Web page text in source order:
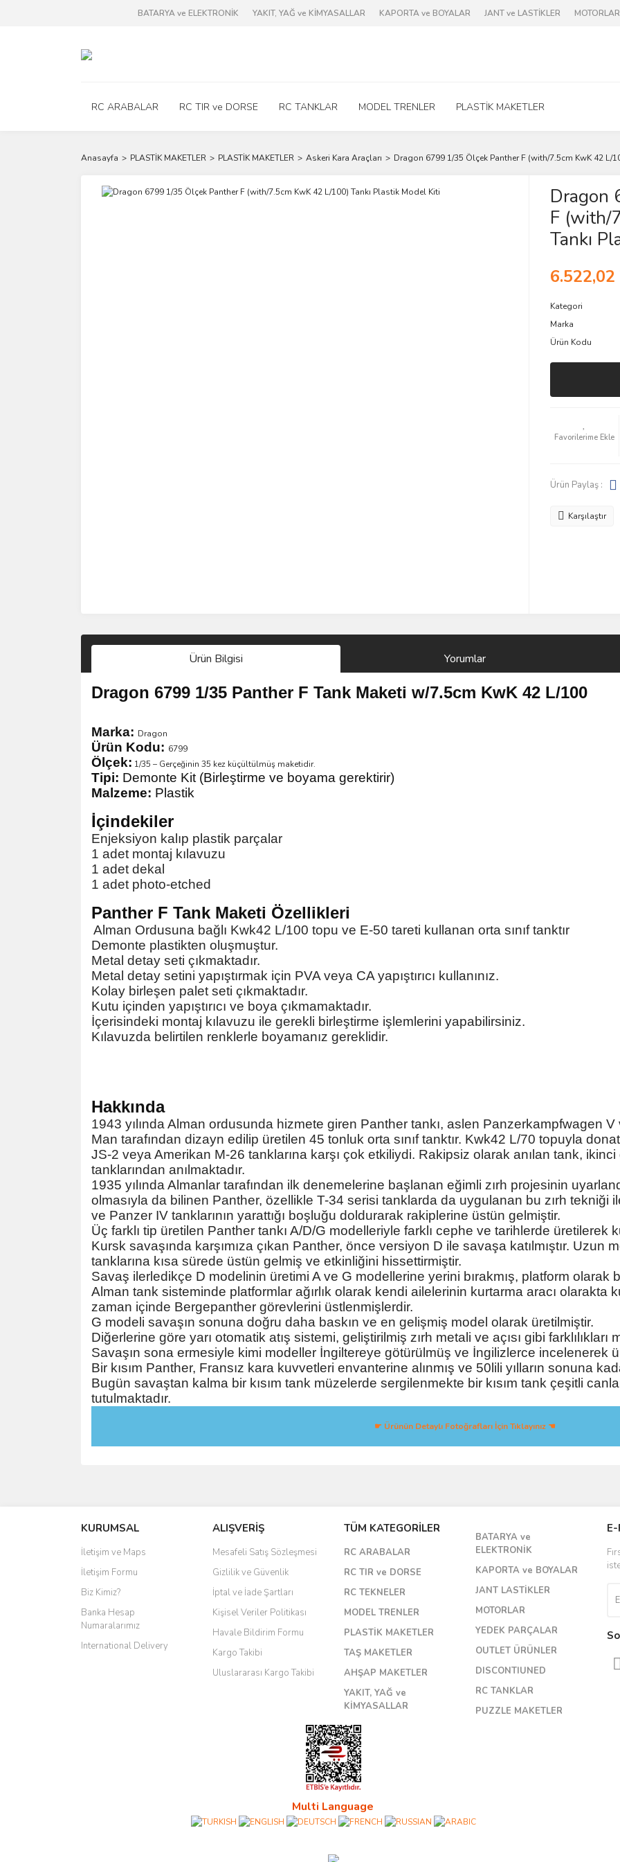
BATARYA ve ELEKTRONİK YAKIT, YAĞ ve KİMYASALLAR KAPORTA ve BOYALAR JANT ve LASTİKLER
RC ARABALAR RC TIR ve DORSE RC TANKLAR MODEL TRENLER PLASTİK MAKETLER
Anasayfa PLASTİK MAKETLER PLASTİK MAKETLER Askeri Kara Araçları Dragon 6799 1/35 Ölçek Panther F (with/7.5cm KwK 42 L/
Dragon
F (with/
Tankı
6.522,02
Kategori
Marka
Ürün Kodu
Ürün Paylaş :
Karşılaştır
Ürün Bilgisi Yorumlar
Dragon 6799 1/35 Panther F Tank Maketi w/7.5cm KwK 42 L/100
Marka: Dragon
Ürün Kodu: 6799
Ölçek: 1/35 – Gerçeğinin 35 kez küçültülmüş maketidir.
Tipi: Demonte Kit (Birleştirme ve boyama gerektirir)
Malzeme: Plastik
İçindekiler
Enjeksiyon kalıp plastik parçalar
1 adet montaj kılavuzu
1 adet dekal
1 adet photo-etched
Panther F Tank Maketi Özellikleri
Alman Ordusuna bağlı Kwk42 L/100 topu ve E-50 tareti kullanan orta sınıf tanktır
Demonte plastikten oluşmuştur.
Metal detay seti çıkmaktadır.
Metal detay setini yapıştırmak için PVA veya CA yapıştırıcı kullanınız.
Kolay birleşen palet seti çıkmaktadır.
Kutu içinden yapıştırıcı ve boya çıkmamaktadır.
İçerisindeki montaj kılavuzu ile gerekli birleştirme işlemlerini yapabilirsiniz.
Kılavuzda belirtilen renklerle boyamanız gereklidir.
Hakkında
1943 yılında Alman ordusunda hizmete giren Panther tankı, aslen Panzerkampfwagen
Man tarafından dizayn edilip üretilen 45 tonluk orta sınıf tanktır. Kwk42 L/70 topuyla
JS-2 veya Amerikan M-26 tanklarına karşı çok etkiliydi. Rakipsiz olarak anılan tank,
tanklarından anılmaktadır.
1935 yılında Almanlar tarafından ilk denemelerine başlanan eğimli zırh projesinin
olmasıyla da bilinen Panther, özellikle T-34 serisi tanklarda da uygulanan bu zırh tekniği
ve Panzer IV tanklarının yarattığı boşluğu doldurarak rakiplerine üstün gelmiştir.
Üç farklı tip üretilen Panther tankı A/D/G modelleriyle farklı cephe ve tarihlerde üretilerek
Kursk savaşında karşımıza çıkan Panther, önce versiyon D ile savaşa katılmıştır. Uzun
tanklarına kısa sürede üstün gelmiş ve etkinliğini hissettirmiştir.
Savaş ilerledikçe D modelinin üretimi A ve G modellerine yerini bırakmış, platform olarak
Alman tank sisteminde platformlar ağırlık olarak kendi ailelerinin kurtarma aracı olarakta
zaman içinde Bergepanther görevlerini üstlenmişlerdir.
G modeli savaşın sonuna doğru daha baskın ve en gelişmiş model olarak üretilmiştir.
Diğerlerine göre yarı otomatik atış sistemi, geliştirilmiş zırh metali ve açısı gibi farklılıkları
Savaşın sona ermesiyle kimi modeller İngiltereye götürülmüş ve İngilizlerce incelenerek
Bir kısım Panther, Fransız kara kuvvetleri envanterine alınmış ve 50lili yılların sonuna
Bugün savaştan kalma bir kısım tank müzelerde sergilenmekte bir kısım tank çeşitli
tutulmaktadır.
☛ Ürünün Detaylı Fotoğrafları İçin Tıklayınız ☚
Yorum Yaz
KURUMSAL
İletişim ve Maps
İletişim Formu
Biz Kimiz?
Banka Hesap
Numaralarımız
International Delivery
ALIŞVERİŞ
Mesafeli Satış Sözleşmesi
Gizlilik ve Güvenlik
İptal ve İade Şartları
Kişisel Veriler Politikası
Havale Bildirim Formu
Kargo Takibi
Uluslararası Kargo Takibi
TÜM KATEGORİLER
RC ARABALAR
RC TIR ve DORSE
RC TEKNELER
MODEL TRENLER
PLASTİK MAKETLER
TAŞ MAKETLER
AHŞAP MAKETLER
YAKIT, YAĞ ve
KİMYASALLAR
BATARYA ve
ELEKTRONİK
KAPORTA ve BOYALAR
JANT LASTİKLER
MOTORLAR
YEDEK PARÇALAR
OUTLET ÜRÜNLER
DISCONTIUNED
RC TANKLAR
PUZZLE MAKETLER
Multi Language